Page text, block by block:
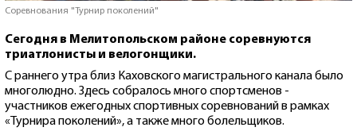
Соревнования "Турнир поколений"
Сегодня в Мелитопольском районе соревнуются
триатлонисты и велогонщики.
С раннего утра близ Каховского магистрального канала было
многолюдно. Здесь собралось много спортсменов -
участников ежегодных спортивных соревнований в рамках
«Турнира поколений», а также много болельщиков.